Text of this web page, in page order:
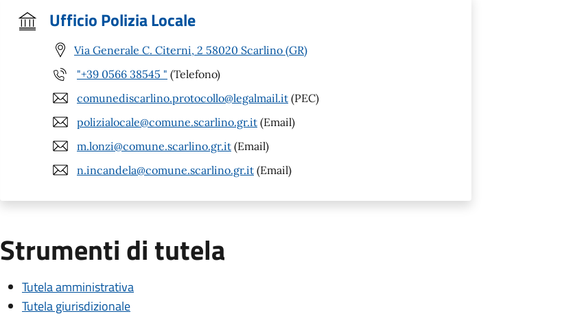
Ufficio Polizia Locale
Via Generale C. Citerni, 2 58020 Scarlino (GR)
"+39 0566 38545 " (Telefono)
comunediscarlino.protocollo@legalmail.it (PEC)
polizialocale@comune.scarlino.gr.it (Email)
m.lonzi@comune.scarlino.gr.it (Email)
n.incandela@comune.scarlino.gr.it (Email)
Strumenti di tutela
Tutela amministrativa
Tutela giurisdizionale